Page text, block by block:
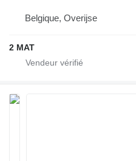
Belgique, Overijse
2 MAT